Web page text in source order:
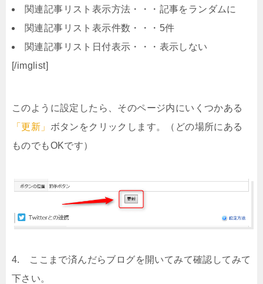
関連記事リスト表示方法・・・記事をランダムに
関連記事リスト表示件数・・・5件
関連記事リスト日付表示・・・表示しない
[/imglist]
このように設定したら、そのページ内にいくつかある
「更新」 ボタンをクリックします。（どの場所にある
ものでもOKです）
4. ここまで済んだらブログを開いてみて確認してみて
下さい。